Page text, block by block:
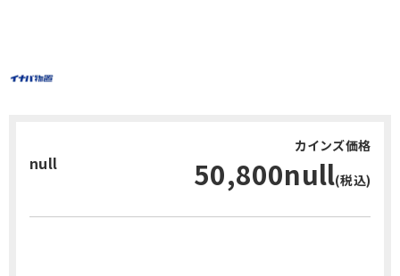
null
カインズ価格
50,800null(税込)